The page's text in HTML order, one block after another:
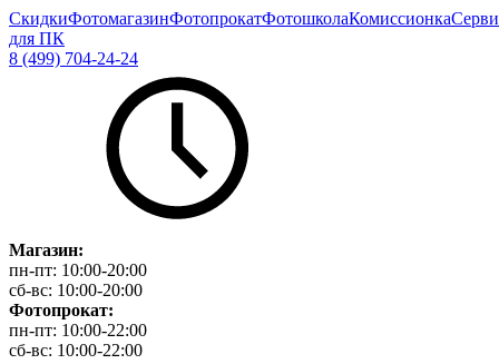
СкидкиФотомагазинФотопрокатФотошколаКомиссионка
для ПК
8 (499) 704-24-24
Магазин:
пн-пт: 10:00-20:00
сб-вс: 10:00-20:00
Фотопрокат:
пн-пт: 10:00-22:00
сб-вс: 10:00-22:00